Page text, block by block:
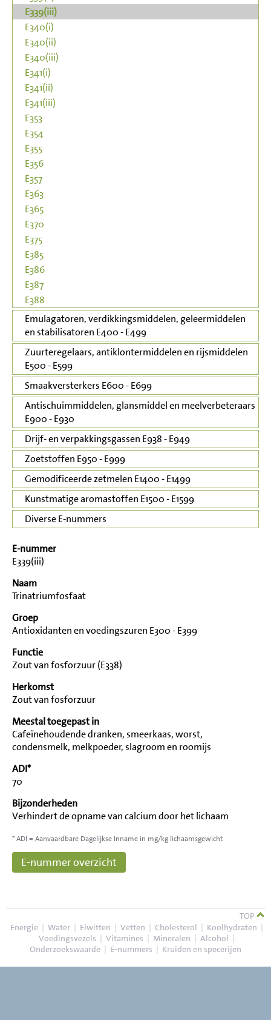
E339(iii)
E340(i)
E340(ii)
E340(iii)
E341(i)
E341(ii)
E341(iii)
E353
E354
E355
E356
E357
E363
E365
E370
E375
E385
E386
E387
E388
Emulagatoren, verdikkingsmiddelen, geleermiddelen
en stabilisatoren E400 - E499
Zuurteregelaars, antiklontermiddelen en rijsmiddelen
E500 - E599
Smaakversterkers E600 - E699
Antischuimmiddelen, glansmiddel en meelverbeteraars
E900 - E930
Drijf- en verpakkingsgassen E938 - E949
Zoetstoffen E950 - E999
Gemodificeerde zetmelen E1400 - E1499
Kunstmatige aromastoffen E1500 - E1599
Diverse E-nummers
E-nummer
E339(iii)
Naam
Trinatriumfosfaat
Groep
Antioxidanten en voedingszuren E300 - E399
Functie
Zout van fosforzuur (E338)
Herkomst
Zout van fosforzuur
Meestal toegepast in
Cafeïnehoudende dranken, smeerkaas, worst,
condensmelk, melkpoeder, slagroom en roomijs
ADI*
70
Bijzonderheden
Verhindert de opname van calcium door het lichaam
* ADI = Aanvaardbare Dagelijkse Inname in mg/kg lichaamsgewicht
E-nummer overzicht
TOP
Energie | Water | Eiwitten | Vetten | Cholesterol | Koolhydraten |
Voedingsvezels | Vitamines | Mineralen | Alcohol |
Onderzoekswaarde | E-nummers | Kruiden en specerijen